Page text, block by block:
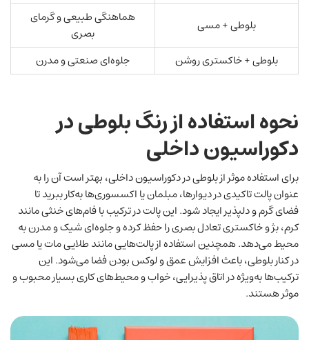
بلوطی + مسی
هماهنگی طبیعی و گرمای
بصری
بلوطی + خاکستری روشن
جلوه‌ای صنعتی و مدرن
نحوه استفاده از رنگ بلوطی در
دکوراسیون داخلی
برای استفاده موثر از بلوطی در دکوراسیون داخلی، بهتر است آن را به‌
عنوان پالت تاکیدی در دیوارها، مبلمان یا اکسسوری‌ها به‌کار ببرید تا
فضای گرم و دلپذیر ایجاد شود. این پالت در ترکیب با فام‌‌های خنثی مانند
کرم، بژ و خاکستری تعادل بصری را حفظ کرده و جلوه‌ای شیک و مدرن به
محیط می‌دهد. همچنین استفاده از پالت‌هایی مانند طلایی مات یا مسی
در کنار بلوطی، باعث افزایش عمق و لوکس بودن فضا می‌شود. این
ترکیب‌ها به‌ویژه در اتاق پذیرایی، خواب و محیط‌های کاری بسیار محبوب و
موثر هستند.